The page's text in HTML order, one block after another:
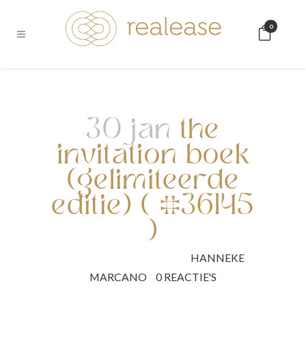
0
30 janthe
invitation boek
(gelimiteerde
editie) ( #36145
)